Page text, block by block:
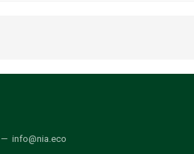
info@nia.eco